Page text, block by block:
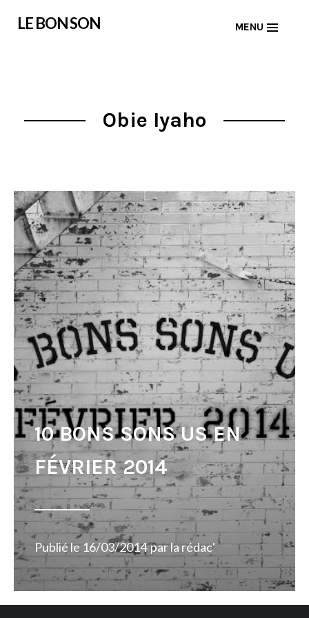
LE BON SON MENU
Obie Iyaho
10 BONS SONS US EN
FÉVRIER 2014
Publié le 16/03/2014 parla rédac'